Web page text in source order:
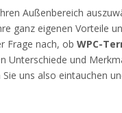
Außenbereich
ganz eigenen Vorteile
Frage nach, ob WPC-
Unterschiede und
uns also eintauchen